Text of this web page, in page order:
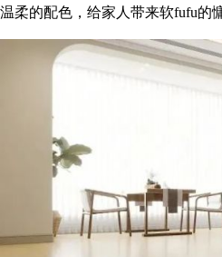
温柔的配色，给家人带来软fufu的